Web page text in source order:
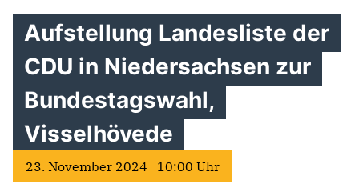
Aufstellung Landesliste der
CDU in Niedersachsen zur
Bundestagswahl,
Visselhövede
23. November 2024 10:00 Uhr